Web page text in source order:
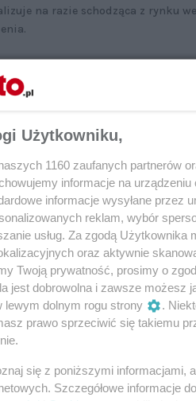
na razie schodząca z rynku
do miasta
na 1,58 m (bez lusterek) Dacia
mieście i poszukiwania rzadkich
(długość 3,99 m,
terenie – także dzięki
jest jeszcze zwrotniejszy –
Użytkowniku,
1160 zaufanych partnerów
informacje na
informacje wysyłane przez
reklam, wybór
usług. Za zgodą
oraz aktywnie
Twoją prywatność, prosimy o
jest dobrowolna i zawsze możesz
lewym dolnym rogu strony
.
prawo sprzeciwić się takiemu
się z poniższymi informacjami,
Szczegółowe informacje